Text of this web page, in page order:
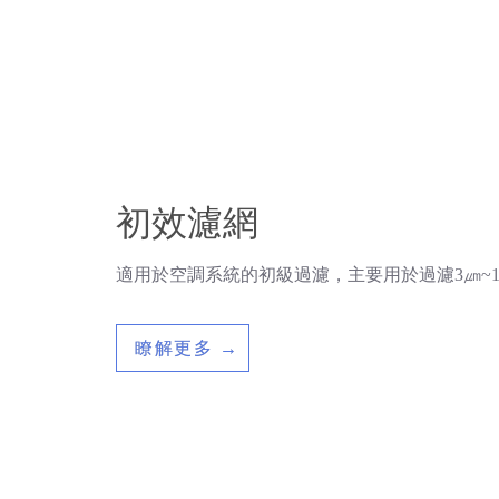
初效濾網
適用於空調系統的初級過濾，主要用於過濾3㎛
瞭解更多 →